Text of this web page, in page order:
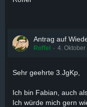
Antrag auf
Roffel 4. Oktober
Sehr geehrte 3.JgKp,
Ich bin Fabian, auch
Ich würde mich gern